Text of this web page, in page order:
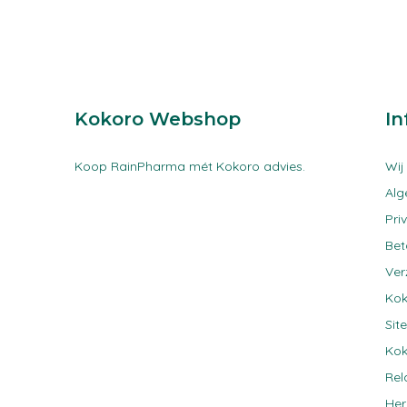
Kokoro Webshop
Koop RainPharma mét Kokoro advies.